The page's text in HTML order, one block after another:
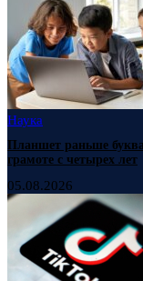
Наука
Планшет раньше
грамоте с четырех лет
05.08.2026